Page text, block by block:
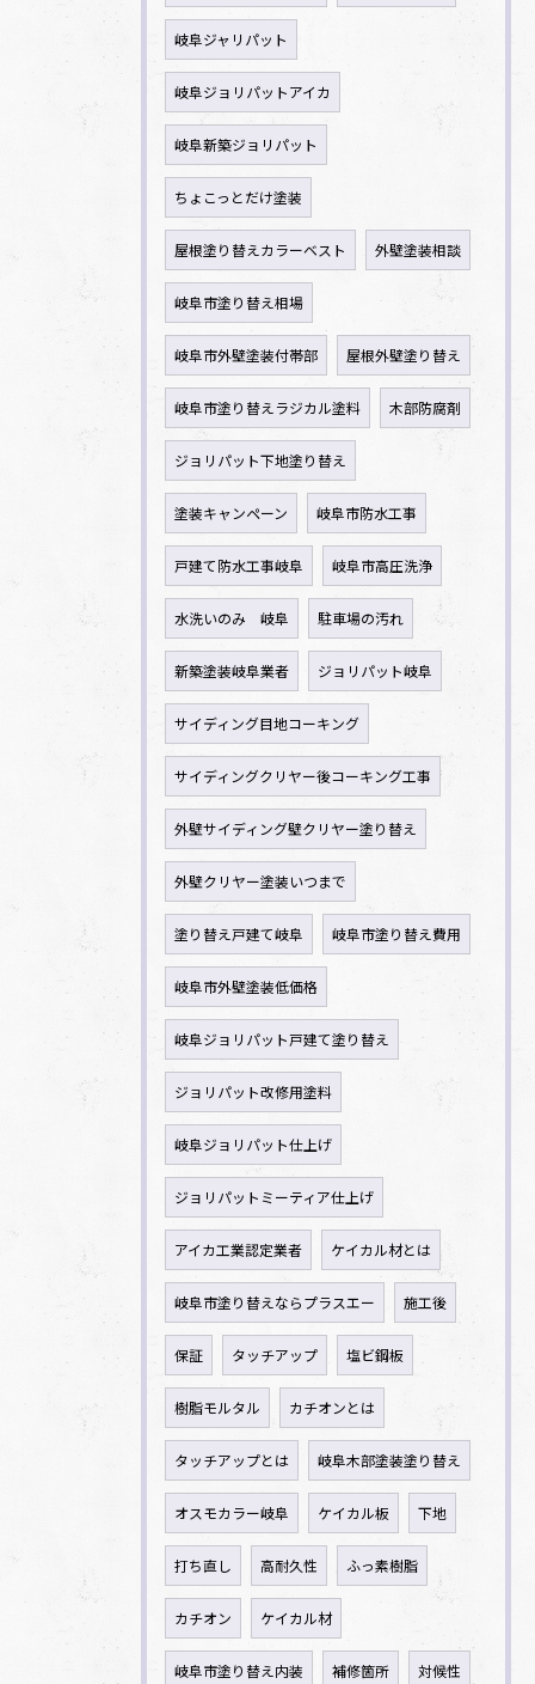
岐阜ジャリパット
岐阜ジョリパットアイカ
岐阜新築ジョリパット
ちょこっとだけ塗装
屋根塗り替えカラーベスト 外壁塗装相談
岐阜市塗り替え相場
岐阜市外壁塗装付帯部 屋根外壁塗り替え
岐阜市塗り替えラジカル塗料 木部防腐剤
ジョリパット下地塗り替え
塗装キャンペーン 岐阜市防水工事
戸建て防水工事岐阜 岐阜市高圧洗浄
水洗いのみ 岐阜 駐車場の汚れ
新築塗装岐阜業者 ジョリパット岐阜
サイディング目地コーキング
サイディングクリヤー後コーキング工事
外壁サイディング壁クリヤー塗り替え
外壁クリヤー塗装いつまで
塗り替え戸建て岐阜 岐阜市塗り替え費用
岐阜市外壁塗装低価格
岐阜ジョリパット戸建て塗り替え
ジョリパット改修用塗料
岐阜ジョリパット仕上げ
ジョリパットミーティア仕上げ
アイカ工業認定業者 ケイカル材とは
岐阜市塗り替えならプラスエー 施工後
保証 タッチアップ 塩ビ鋼板
樹脂モルタル カチオンとは
タッチアップとは 岐阜木部塗装塗り替え
オスモカラー岐阜 ケイカル板 下地
打ち直し 高耐久性 ふっ素樹脂
カチオン ケイカル材
岐阜市塗り替え内装 補修箇所 対候性